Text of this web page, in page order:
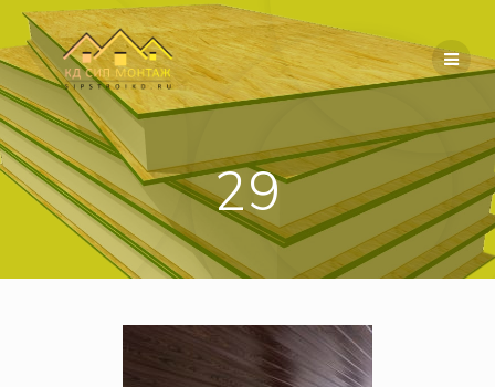
Перейти
содержимому
29